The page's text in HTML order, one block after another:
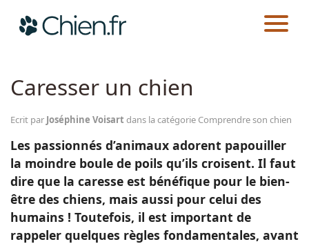
Races
Guides
CHIEN.FR GUIDES AU QUOTIDIEN COMPRENDRE SON CHIEN
Caresser un chien
Ecrit par Joséphine Voisart dans la catégorie Comprendre son chien
Les passionnés d’animaux adorent papouiller
la moindre boule de poils qu’ils croisent. Il faut
dire que la caresse est bénéfique pour le bien-
être des chiens, mais aussi pour celui des
humains ! Toutefois, il est important de
rappeler quelques règles fondamentales, avant